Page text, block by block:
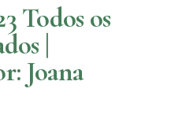
Todos os
|
Joana